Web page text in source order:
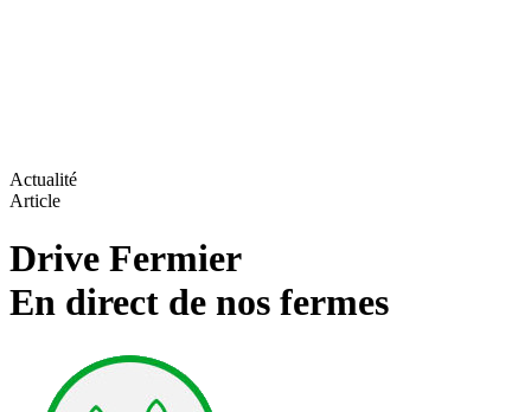
Actualité
Article
Drive Fermier
En direct de nos fermes